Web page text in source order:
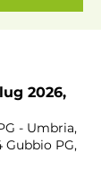
2026,
- Umbria,
PG,